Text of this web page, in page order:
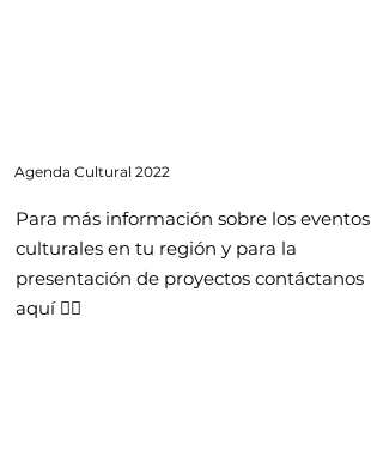
Agenda Cultural 2022
Para más información sobre los eventos
culturales en tu región y para la
presentación de proyectos contáctanos
aquí 👇🏻